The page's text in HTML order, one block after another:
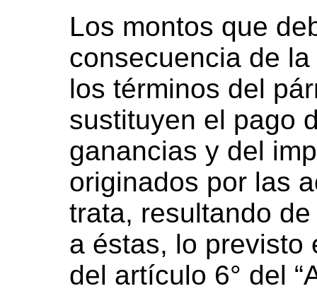
Los montos que
consecuencia de
los términos del
sustituyen el pago
ganancias y del
originados por las
trata, resultando
a éstas, lo previsto
del artículo 6° del